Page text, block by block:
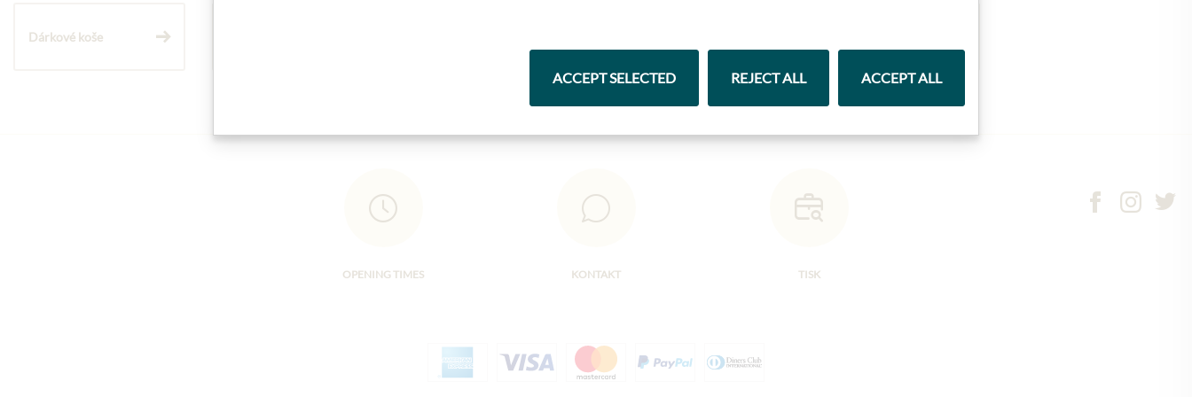
Dárkové koše
OPENING TIMES KONTAKT TISK
ACCEPT SELECTED REJECT ALL ACCEPT ALL